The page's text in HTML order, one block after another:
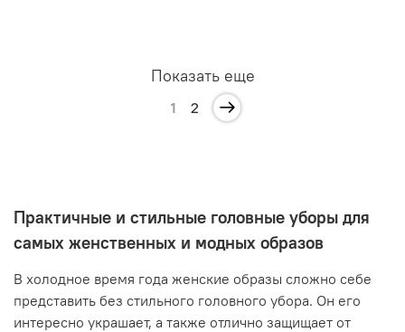
Показать еще
1 2
Практичные и стильные головные уборы для
самых женственных и модных образов
В холодное время года женские образы сложно себе
представить без стильного головного убора. Он его
интересно украшает, а также отлично защищает от